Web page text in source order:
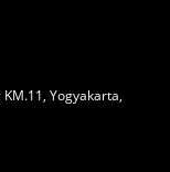
Yogyakarta,